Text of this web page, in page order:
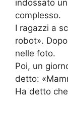
indossato
complesso.
I ragazzi a
robot».
nelle foto.
Poi, un
detto:
Ha detto